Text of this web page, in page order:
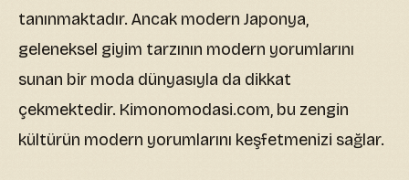
tanınmaktadır. Ancak modern Japonya,
geleneksel giyim tarzının modern yorumlarını
sunan bir moda dünyasıyla da dikkat
çekmektedir. Kimonomodasi.com, bu zengin
kültürün modern yorumlarını keşfetmenizi sağlar.